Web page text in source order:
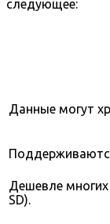
следующее:
Данные могут
Дешевле многих
SD).